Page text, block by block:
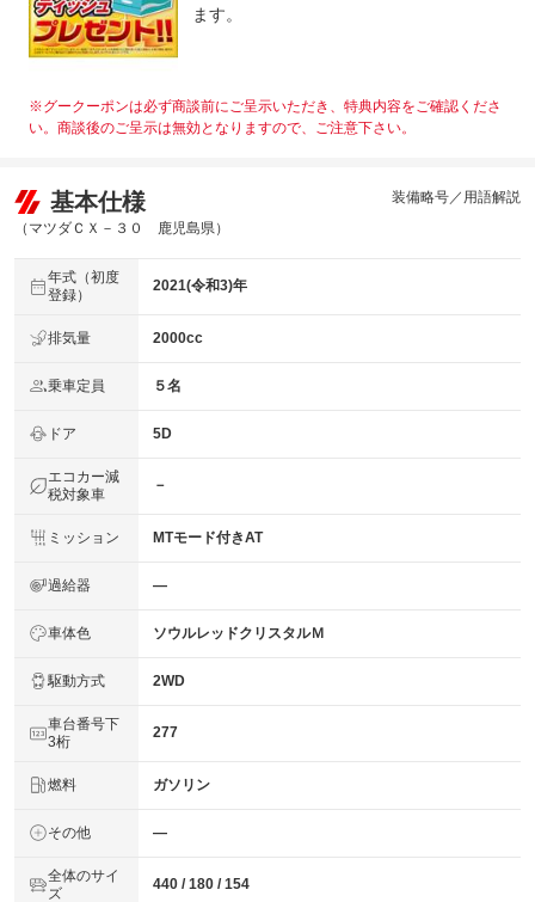
ます。
※グークーポンは必ず商談前にご呈示いただき、特典内容をご確認くださ
い。商談後のご呈示は無効となりますので、ご注意下さい。
基本仕様
（マツダＣＸ－３０ 鹿児島県）
装備略号／用語解説
年式（初度
登録）
2021(令和3)年
排気量 2000cc
乗車定員 ５名
ドア 5D
エコカー減
税対象車
－
ミッション MTモード付きAT
過給器 ―
車体色 ソウルレッドクリスタルＭ
駆動方式 2WD
車台番号下
3桁
277
燃料 ガソリン
その他 ―
全体のサイ
ズ
440 / 180 / 154